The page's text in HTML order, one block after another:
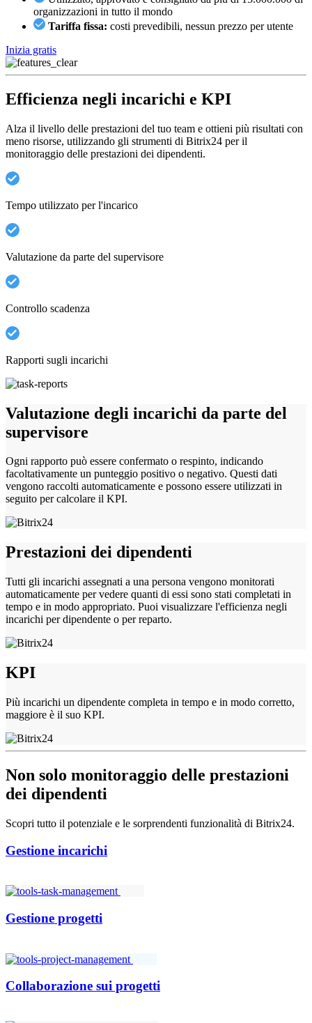
organizzazioni in tutto il mondo
Tariffa fissa: costi prevedibili, nessun prezzo per utente
Inizia gratis
Efficienza negli incarichi e KPI
Alza il livello delle prestazioni del tuo team e ottieni più risultati con
meno risorse, utilizzando gli strumenti di Bitrix24 per il
monitoraggio delle prestazioni dei dipendenti.
Tempo utilizzato per l'incarico
Valutazione da parte del supervisore
Controllo scadenza
Rapporti sugli incarichi
Valutazione degli incarichi da parte del
supervisore
Ogni rapporto può essere confermato o respinto, indicando
facoltativamente un punteggio positivo o negativo. Questi dati
vengono raccolti automaticamente e possono essere utilizzati in
seguito per calcolare il KPI.
Prestazioni dei dipendenti
Tutti gli incarichi assegnati a una persona vengono monitorati
automaticamente per vedere quanti di essi sono stati completati in
tempo e in modo appropriato. Puoi visualizzare l'efficienza negli
incarichi per dipendente o per reparto.
KPI
Più incarichi un dipendente completa in tempo e in modo corretto,
maggiore è il suo KPI.
Non solo monitoraggio delle prestazioni
dei dipendenti
Scopri tutto il potenziale e le sorprendenti funzionalità di Bitrix24.
Gestione incarichi
Gestione progetti
Collaborazione sui progetti